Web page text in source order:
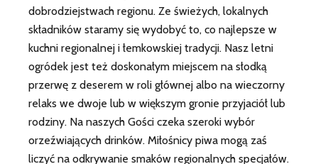
dobrodziejstwach regionu. Ze świeżych, lokalnych
składników staramy się wydobyć to, co najlepsze w
kuchni regionalnej i łemkowskiej tradycji. Nasz letni
ogródek jest też doskonałym miejscem na słodką
przerwę z deserem w roli głównej albo na wieczorny
relaks we dwoje lub w większym gronie przyjaciół lub
rodziny. Na naszych Gości czeka szeroki wybór
orzeźwiających drinków. Miłośnicy piwa mogą zaś
liczyć na odkrywanie smaków regionalnych specjałów.